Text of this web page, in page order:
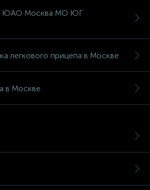
ЮАО Москва МО ЮГ
легкового прицепа в Москве
в Москве